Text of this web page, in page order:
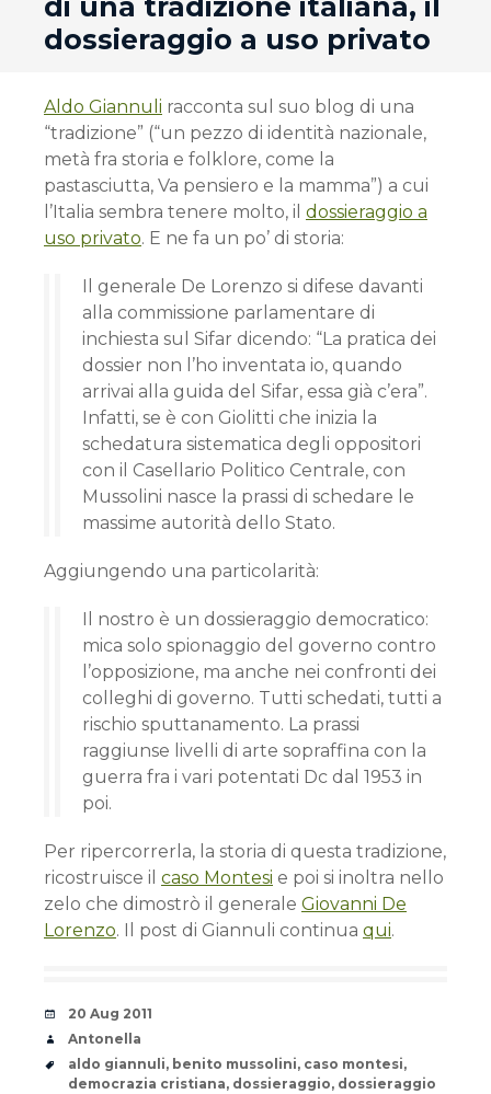
di una tradizione italiana, il
dossieraggio a uso privato
Aldo Giannuli racconta sul suo blog di una
“tradizione” (“un pezzo di identità nazionale,
metà fra storia e folklore, come la
pastasciutta, Va pensiero e la mamma”) a cui
l’Italia sembra tenere molto, il dossieraggio a
uso privato. E ne fa un po’ di storia:
Il generale De Lorenzo si difese davanti
alla commissione parlamentare di
inchiesta sul Sifar dicendo: “La pratica dei
dossier non l’ho inventata io, quando
arrivai alla guida del Sifar, essa già c’era”.
Infatti, se è con Giolitti che inizia la
schedatura sistematica degli oppositori
con il Casellario Politico Centrale, con
Mussolini nasce la prassi di schedare le
massime autorità dello Stato.
Aggiungendo una particolarità:
Il nostro è un dossieraggio democratico:
mica solo spionaggio del governo contro
l’opposizione, ma anche nei confronti dei
colleghi di governo. Tutti schedati, tutti a
rischio sputtanamento. La prassi
raggiunse livelli di arte sopraffina con la
guerra fra i vari potentati Dc dal 1953 in
poi.
Per ripercorrerla, la storia di questa tradizione,
ricostruisce il caso Montesi e poi si inoltra nello
zelo che dimostrò il generale Giovanni De
Lorenzo. Il post di Giannuli continua qui.
Date
20 Aug 2011
Author
Antonella
Tags
aldo giannuli, benito mussolini, caso montesi,
democrazia cristiana, dossieraggio, dossieraggio